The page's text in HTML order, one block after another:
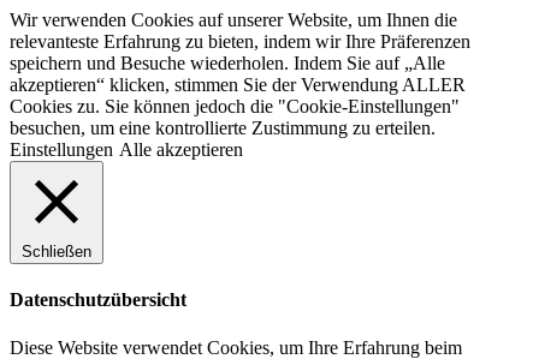
Wir verwenden Cookies auf unserer Website, um Ihnen die
relevanteste Erfahrung zu bieten, indem wir Ihre Präferenzen
speichern und Besuche wiederholen. Indem Sie auf „Alle
akzeptieren“ klicken, stimmen Sie der Verwendung ALLER
Cookies zu. Sie können jedoch die "Cookie-Einstellungen"
besuchen, um eine kontrollierte Zustimmung zu erteilen.
Einstellungen Alle akzeptieren
Schließen
Datenschutzübersicht
Diese Website verwendet Cookies, um Ihre Erfahrung beim